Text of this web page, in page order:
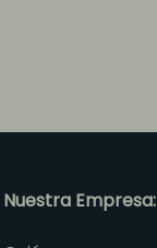
Nuestra Empresa: